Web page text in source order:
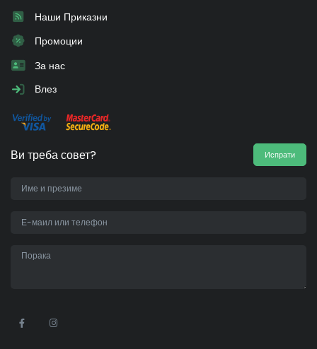
Наши Приказни
Промоции
За нас
Влез
Ви треба совет? Испрати